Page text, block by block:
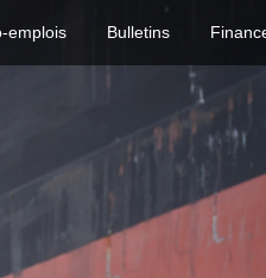
emplois Bulletins